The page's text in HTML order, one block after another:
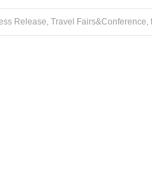
News,Press Release,Travel